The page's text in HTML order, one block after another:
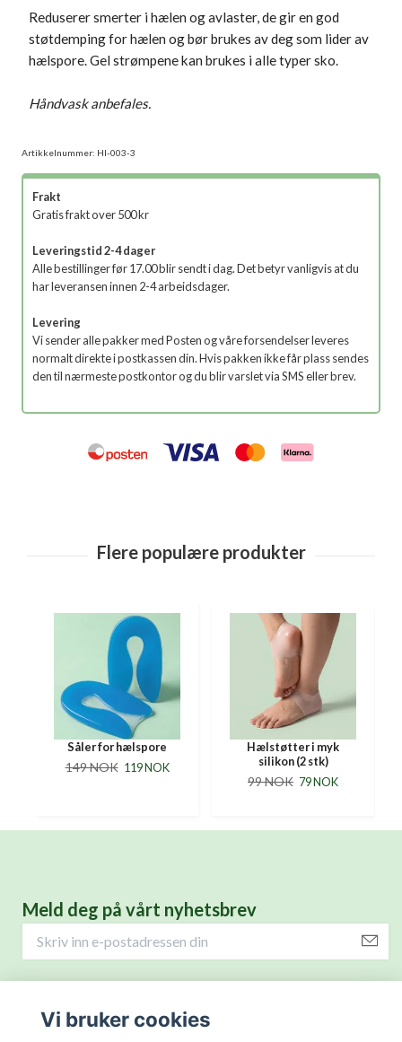
Reduserer smerter i hælen og avlaster, de gir en god
støtdemping for hælen og bør brukes av deg som lider av
hælspore. Gel strømpene kan brukes i alle typer sko.
Håndvask anbefales.
Artikkelnummer: HI-003-3
Frakt
Gratis frakt over 500 kr
Leveringstid 2-4 dager
Alle bestillinger før 17.00 blir sendt i dag. Det betyr vanligvis at du
har leveransen innen 2-4 arbeidsdager.
Levering
Vi sender alle pakker med Posten og våre forsendelser leveres
normalt direkte i postkassen din. Hvis pakken ikke får plass sendes
den til nærmeste postkontor og du blir varslet via SMS eller brev.
Såler for hælspore
149 NOK 119 NOK
Hælstøtter i myk
silikon (2 stk)
99 NOK 79 NOK
Meld deg på vårt nyhetsbrev
Vi bruker cookies